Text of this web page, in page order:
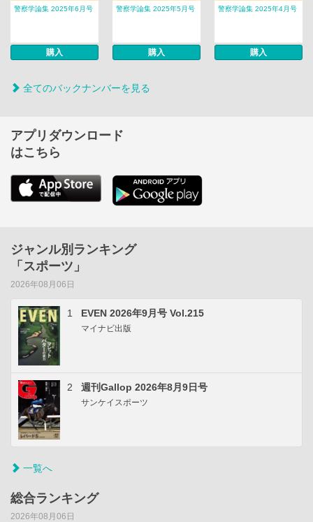
警察学論集 2025年6月号
購入
警察学論集 2025年5月号
購入
警察学論集 2025年4月号
購入
全てのバックナンバーを見る
アプリダウンロード
はこちら
ジャンル別ランキング
「スポーツ」
2026年08月06日
1 EVEN 2026年9月号 Vol.215
マイナビ出版
2 週刊Gallop 2026年8月9日号
サンケイスポーツ
一覧へ
総合ランキング
2026年08月06日